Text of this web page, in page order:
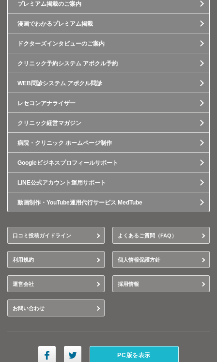
プレミアム掲載のご案内
漫画でわかるプレミアム掲載
ドクターズインタビューのご案内
クリニック予約システム アポクル予約
WEB問診システム アポクル問診
レセコンアナライザー
クリニック経営マガジン
病院・クリニック ホームページ制作
Googleビジネスプロフィールサポート
LINE公式アカウント運用サポート
動画制作・YouTube運用代行サービス MedTube
口コミ投稿ガイドライン よくあるご質問（FAQ）
利用規約 個人情報保護方針
運営会社 採用情報
お問い合わせ
PC版を表示